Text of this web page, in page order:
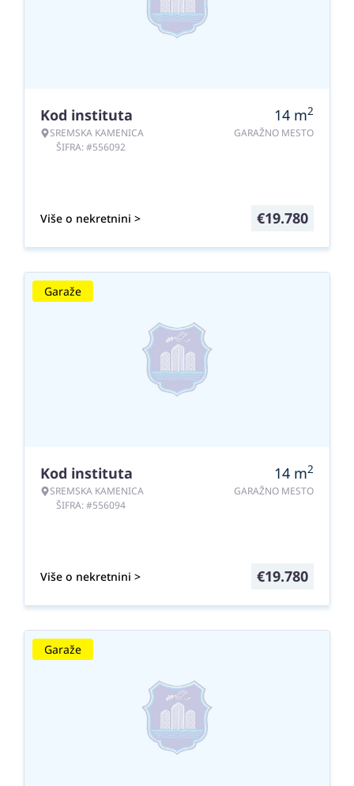
Kod instituta
SREMSKA KAMENICA
ŠIFRA: #556092
14 m2
GARAŽNO MESTO
Više o nekretnini > €19.780
Garaže
Kod instituta
SREMSKA KAMENICA
ŠIFRA: #556094
14 m2
GARAŽNO MESTO
Više o nekretnini > €19.780
Garaže